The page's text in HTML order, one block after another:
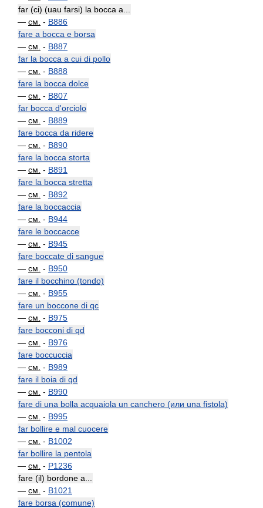
far (ci) (uau farsi) la bocca a...
— см. - B886
fare a bocca e borsa
— см. - B887
far la bocca a cui di pollo
— см. - B888
fare la bocca dolce
— см. - B807
far bocca d'orciolo
— см. - B889
fare bocca da ridere
— см. - B890
fare la bocca storta
— см. - B891
fare la bocca stretta
— см. - B892
fare la boccaccia
— см. - B944
fare le boccacce
— см. - B945
fare boccate di sangue
— см. - B950
fare il bocchino (tondo)
— см. - B955
fare un boccone di qc
— см. - B975
fare bocconi di qd
— см. - B976
fare boccuccia
— см. - B989
fare il boia di qd
— см. - B990
fare di una bolla acquaiola un canchero (или una fistola)
— см. - B995
far bollire e mal cuocere
— см. - B1002
far bollire la pentola
— см. - P1236
fare (il) bordone a...
— см. - B1021
fare borsa (comune)